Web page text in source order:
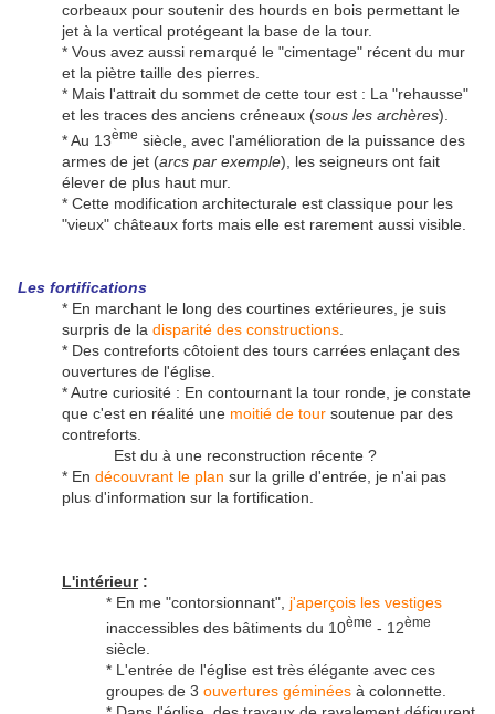
corbeaux pour soutenir des hourds en bois permettant le
jet à la vertical protégeant la base de la tour.
* Vous avez aussi remarqué le "cimentage" récent du mur
et la piètre taille des pierres.
* Mais l'attrait du sommet de cette tour est : La "rehausse"
et les traces des anciens créneaux (sous les archères).
* Au 13ème siècle, avec l'amélioration de la puissance des
armes de jet (arcs par exemple), les seigneurs ont fait
élever de plus haut mur.
* Cette modification architecturale est classique pour les
"vieux" châteaux forts mais elle est rarement aussi visible.
Les fortifications
* En marchant le long des courtines extérieures, je suis
surpris de la disparité des constructions
* Des contreforts côtoient des tours carrées enlaçant des
ouvertures de l'église.
* Autre curiosité : En contournant la tour ronde, je constate
que c'est en réalité une moitié de tour soutenue par des
contreforts.
Est du à une reconstruction récente ?
* En découvrant le plan sur la grille d'entrée, je n'ai pas
plus d'information sur la fortification.
L'intérieur:
* En me "contorsionnant", j'aperçois les vestiges
inaccessibles des bâtiments du 10ème - 12ème
siècle.
* L'entrée de l'église est très élégante avec ces
groupes de 3 ouvertures géminées à colonnette.